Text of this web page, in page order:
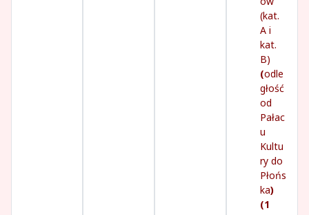
(kat.
A i
kat.
B)
(odle
głość
od
Pałac
u
Kultu
ry do
Płońs
ka)
(1